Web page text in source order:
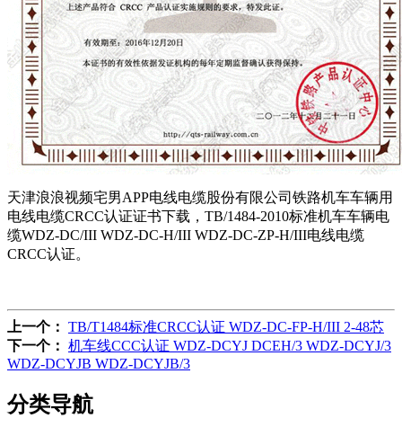
天津浪浪视频宅男APP电线电缆股份有限公司铁路机车车辆用
电线电缆CRCC认证证书下载，TB/1484-2010标准机车车辆电
缆WDZ-DC/III WDZ-DC-H/III WDZ-DC-ZP-H/III电线电缆
CRCC认证。
上一个： TB/T1484标准CRCC认证 WDZ-DC-FP-H/III 2-48芯
下一个： 机车线CCC认证 WDZ-DCYJ DCEH/3 WDZ-DCYJ/3
WDZ-DCYJB WDZ-DCYJB/3
分类导航